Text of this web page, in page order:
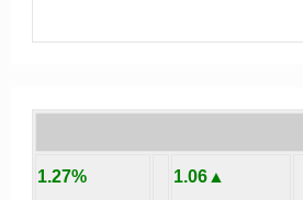
▲1.06
1.27%